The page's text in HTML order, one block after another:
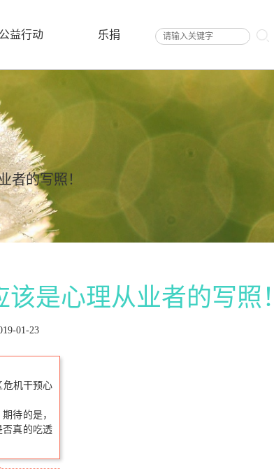
公益行动 乐捐
的写照！
是心理从业者的写照！
01-23
危机干预心
待的是，
否真的吃透